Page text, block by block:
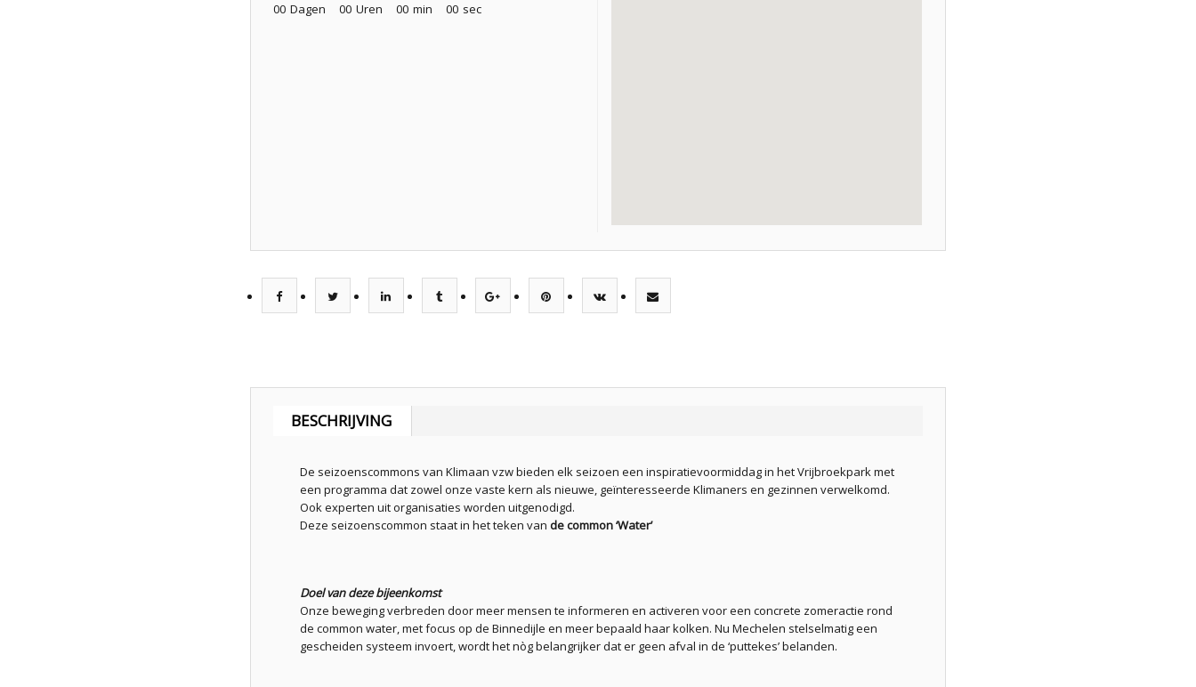
00 Dagen 00 Uren 00 min 00 sec
BESCHRIJVING
De seizoenscommons van Klimaan vzw bieden elk seizoen een inspiratievoormiddag in het Vrijbroekpark met
een programma dat zowel onze vaste kern als nieuwe, geïnteresseerde Klimaners en gezinnen verwelkomd.
Ook experten uit organisaties worden uitgenodigd.
Deze seizoenscommon staat in het teken van de common ‘Water’
Doel van deze bijeenkomst
Onze beweging verbreden door meer mensen te informeren en activeren voor een concrete zomeractie rond
de common water, met focus op de Binnedijle en meer bepaald haar kolken. Nu Mechelen stelselmatig een
gescheiden systeem invoert, wordt het nòg belangrijker dat er geen afval in de ‘puttekes’ belanden.